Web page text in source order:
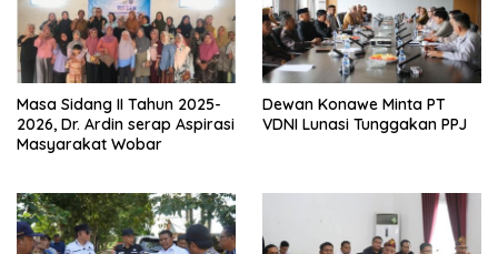
Masa Sidang II Tahun 2025-
2026, Dr. Ardin serap Aspirasi
Masyarakat Wobar
Dewan Konawe Minta PT
VDNI Lunasi Tunggakan PPJ